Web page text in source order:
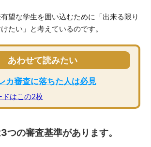
望な学生を囲い込むために「出来る限り
たい」と考えているのです。
あわせて読みたい
カ審査に落ちた人は必見
はこの2枚
つの審査基準があります。